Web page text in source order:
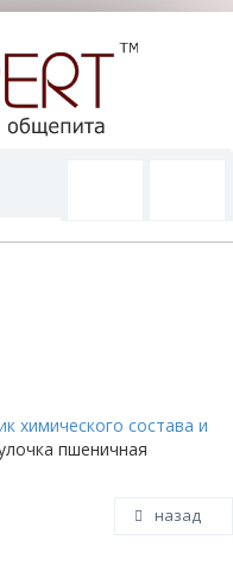
химического состава и
пшеничная
назад